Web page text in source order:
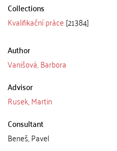
Collections
Kvalifikační práce [21384]
Author
Vanišová, Barbora
Advisor
Rusek, Martin
Consultant
Beneš, Pavel